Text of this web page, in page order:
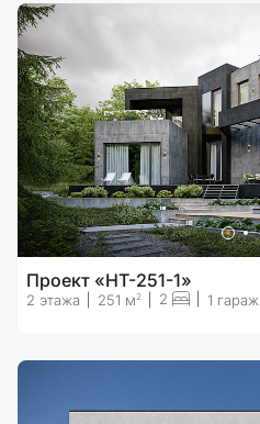
Проект «HT-251-1»
2 этажа 251 м2 2 1 гараж